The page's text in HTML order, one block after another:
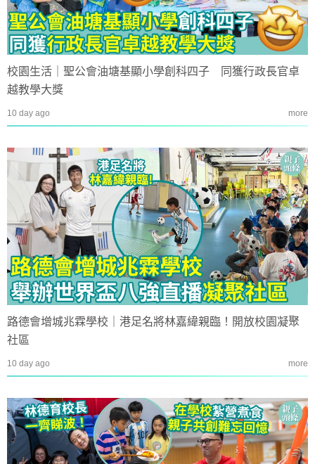
校園生活｜聖公會油塘基顯小學創科四子 同獲行政長官卓
越教學大獎
10 day ago more
路德會增城兆霖學校｜港足名將林嘉緯親臨！開放校園凝聚
社區
10 day ago more